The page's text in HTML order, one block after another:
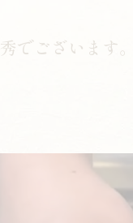
でございます。